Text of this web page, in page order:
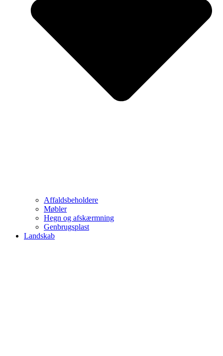
Affaldsbeholdere
Møbler
Hegn og afskærmning
Genbrugsplast
Landskab